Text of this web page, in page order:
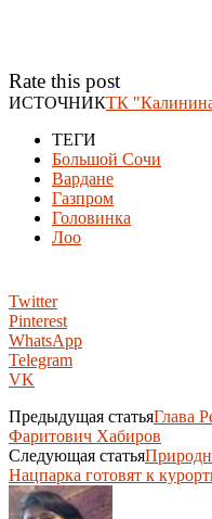
Rate this post
ИСТОЧНИКТК
ТЕГИ
Большой Сочи
Вардане
Газпром
Головинка
Лоо
Twitter
Pinterest
WhatsApp
Telegram
VK
Предыдущая статьяГлава
Фаритович Хабиров
Следующая статья
Нацпарка готовят к